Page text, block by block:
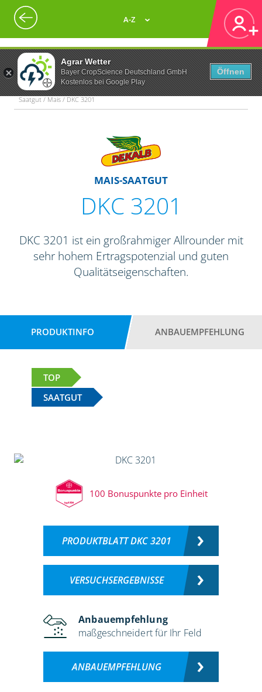
Agrar Wetter
Bayer CropScience Deutschland GmbH
Kostenlos bei Google Play
Öffnen
A-Z
Saatgut / Mais / DKC 3201
MAIS-SAATGUT
DKC 3201
DKC 3201 ist ein großrahmiger Allrounder mit
sehr hohem Ertragspotenzial und guten
Qualitätseigenschaften.
PRODUKTINFO ANBAUEMPFEHLUNG
TOP
SAATGUT
100 Bonuspunkte pro Einheit
PRODUKTBLATT DKC 3201
VERSUCHSERGEBNISSE
Anbauempfehlung
maßgeschneidert für Ihr Feld
ANBAUEMPFEHLUNG